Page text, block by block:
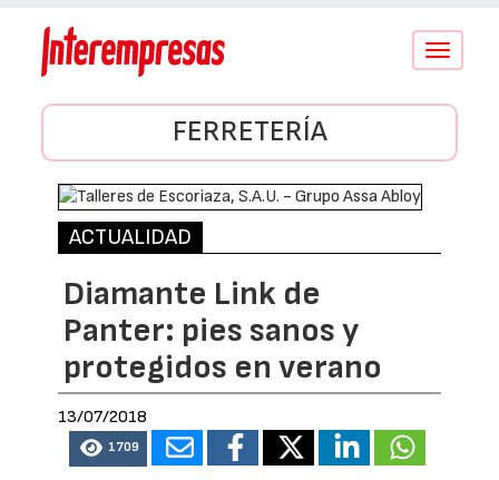
Conmutar
FERRETERÍA
ACTUALIDAD
Diamante Link de
Panter: pies sanos y
protegidos en verano
13/07/2018
1709